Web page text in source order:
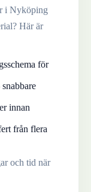
i Nyköping
Här är
för
innan
från flera
och tid när